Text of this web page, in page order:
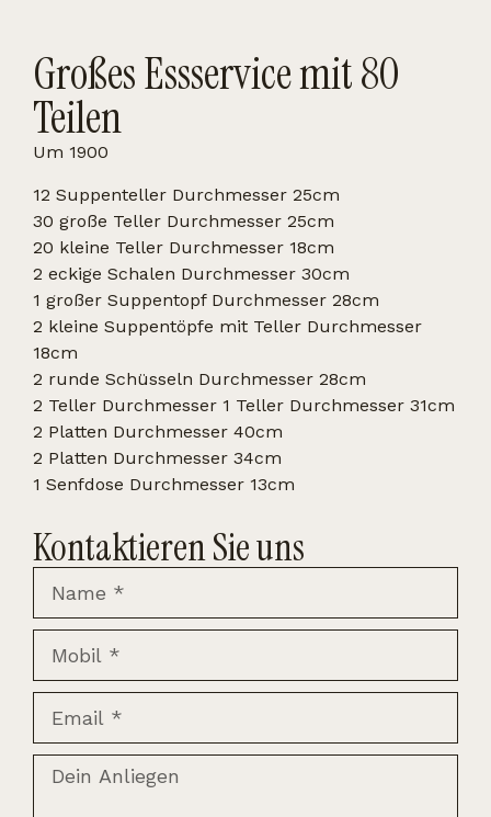
Großes Essservice mit 80
Teilen
Um 1900
12 Suppenteller Durchmesser 25cm
30 große Teller Durchmesser 25cm
20 kleine Teller Durchmesser 18cm
2 eckige Schalen Durchmesser 30cm
1 großer Suppentopf Durchmesser 28cm
2 kleine Suppentöpfe mit Teller Durchmesser
18cm
2 runde Schüsseln Durchmesser 28cm
2 Teller Durchmesser 1 Teller Durchmesser 31cm
2 Platten Durchmesser 40cm
2 Platten Durchmesser 34cm
1 Senfdose Durchmesser 13cm
Kontaktieren Sie uns